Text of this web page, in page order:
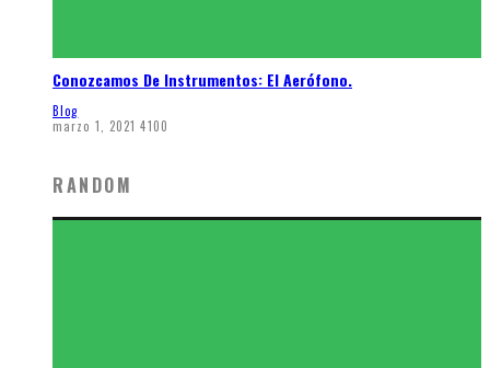
Conozcamos De Instrumentos: El Aerófono.
Blog
marzo 1, 2021 4100
RANDOM